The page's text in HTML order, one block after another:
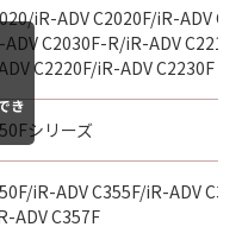
能から生ずるいか
の他の派生的また
らに限定されない
ついて、適用法で
を負わないものと
キヤノンのライセ
キヤノンの関連会
は販売店がかかる
iR-ADV C2020F/iR-ADV
C2030F-R/iR-ADV
C2220F/iR-ADV C2230F
シリーズ
iR-ADV C355F/iR-ADV
ADV C357F
き